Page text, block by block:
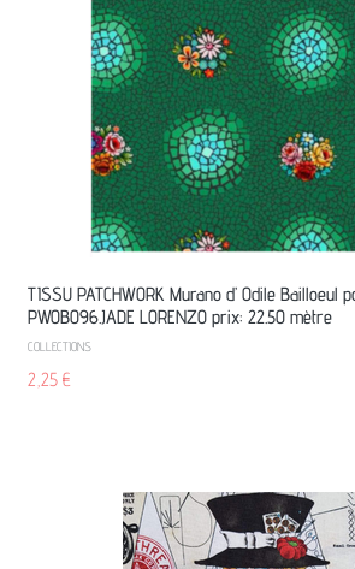
TISSU PATCHWORK Murano d’ Odile Bailloeul
PW0B096.JADE LORENZO prix: 22.50 mètre
COLLECTIONS
2,25 €